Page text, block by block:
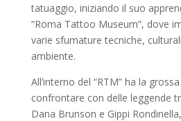
tatuaggio, iniziando il suo
“Roma Tattoo Museum”, dove
varie sfumature tecniche,
ambiente.
All’interno del “RTM” ha la
confrontare con delle leggende
Dana Brunson e Gippi